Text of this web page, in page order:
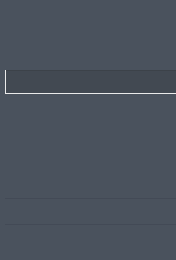
05 أغسطس
سيواصلون زيادة الضغط
الوزارى يدين الإجراءات